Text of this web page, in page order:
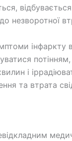
незворотної
інфаркту
і
та втрата